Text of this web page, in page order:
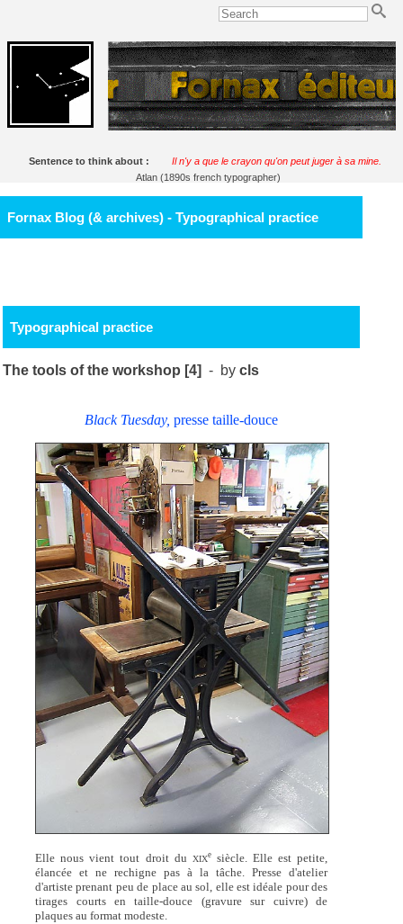
Sentence to think about :
Il n'y a que le crayon qu'on peut juger à sa mine.
Atlan (1890s french typographer)
Fornax Blog (& archives) - Typographical practice
Typographical practice
The tools of the workshop [4] - bycls
Black Tuesday, presse taille-douce
Elle nous vient tout droit du XIXesiècle. Elle est petite,
élancée et ne rechigne pas à la tâche. Presse d'atelier
d'artiste prenant peu de place au sol, elle est idéale pour des
tirages courts en taille-douce (gravure sur cuivre) de
plaques au format modeste.